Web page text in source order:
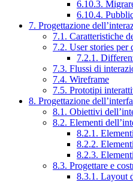
6.10.3.
6.10.4.
7. Progettazione
7.1. Caratteristiche
7.2. User stories per
7.2.1.
7.3. Flussi di
7.4. Wireframe
7.5. Prototipi
8. Progettazione
8.1. Obiettivi
8.2. Elementi
8.2.1.
8.2.2.
8.2.3.
8.3. Progettare e
8.3.1. Layout